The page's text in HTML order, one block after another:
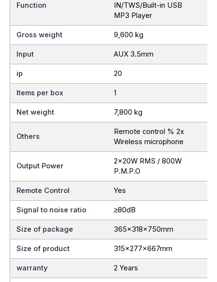
Function
IN/TWS/Built-in USB
MP3 Player
Gross weight 9,600 kg
Input AUX 3.5mm
ip 20
Items per box 1
Net weight 7,800 kg
Others
Remote control % 2x
Wireless microphone
Output Power
2x20W RMS / 800W
P.M.P.O
Remote Control Yes
Signal to noise ratio ≥80dB
Size of package 365x318x750mm
Size of product 315x277x667mm
warranty 2 Years